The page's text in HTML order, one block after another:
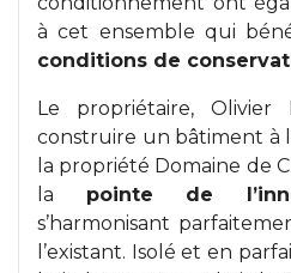
à cet ensemble qui
conditions de
Le propriétaire, Olivier
construire un bâtiment à
la propriété Domaine de
la pointe de
s’harmonisant
l’existant. Isolé et en